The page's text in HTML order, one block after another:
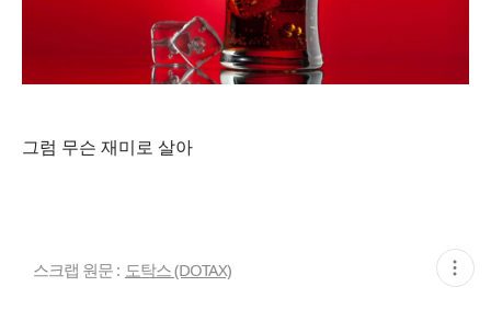
그럼 무슨 재미로 살아
스크랩 원문 : 도탁스 (DOTAX) 현
재